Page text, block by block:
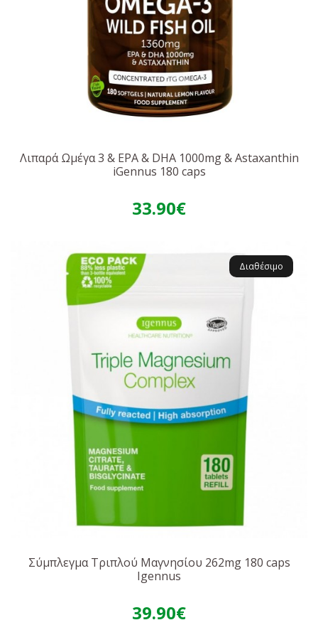
Λιπαρά Ωμέγα 3 & EPA & DHA 1000mg & Astaxanthin
iGennus 180 caps
33.90€
Διαθέσιμο
Σύμπλεγμα Τριπλού Μαγνησίου 262mg 180 caps
Igennus
39.90€